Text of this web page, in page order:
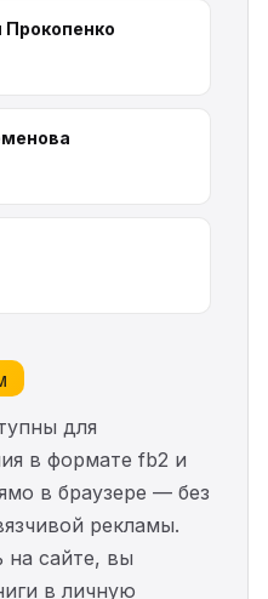
Прокопенко
для
в формате fb2 и
в браузере — без
рекламы.
на сайте, вы
в личную